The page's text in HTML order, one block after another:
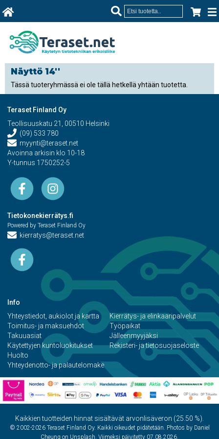
Näyttö 14''
Tässä tuoteryhmässä ei ole tällä hetkellä yhtään tuotetta.
Teraset Finland Oy
Teollisuuskatu 21, 00510 Helsinki
(09) 533 780
myynti@teraset.net
Avoinna arkisin klo 10-18
Y-tunnus 1750252-5
Tietokonekierrätys.fi
Powered by Teraset Finland Oy
kierratys@teraset.net
Info
Yhteystiedot, aukiolot ja kartta
Toimitus- ja maksuehdot
Takuuasiat
Käytettyjen kuntoluokitukset
Huolto
Yhteydenotto- ja palautelomake
Kierrätys- ja elinkaaripalvelut
Työpaikat
Jälleenmyyjäksi
Rekisteri- ja tietosuojaseloste
Kaikkien tuotteiden hinnat sisältävät arvonlisäveron (25.50 %).
© 2002-2026 Teraset Finland Oy. Kaikki oikeudet pidätetään. Photos by Daniel
Cheung on Unsplash. Viimeksi päivitetty 07.08.2026.